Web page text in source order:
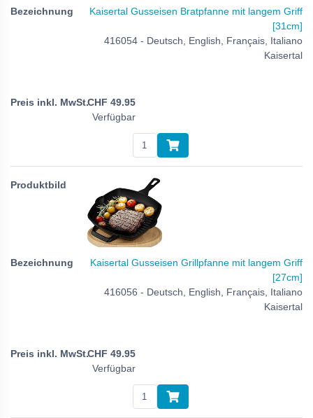
Kaisertal Gusseisen Bratpfanne mit langem Griff
[31cm]
416054 - Deutsch, English, Français, Italiano
Kaisertal
CHF 49.95
Verfügbar
Kaisertal Gusseisen Grillpfanne mit langem Griff
[27cm]
416056 - Deutsch, English, Français, Italiano
Kaisertal
CHF 49.95
Verfügbar